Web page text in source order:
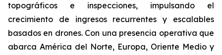
topográficos e inspecciones, impulsando el
crecimiento de ingresos recurrentes y escalables
basados en drones. Con una presencia operativa que
abarca América del Norte, Europa, Oriente Medio y